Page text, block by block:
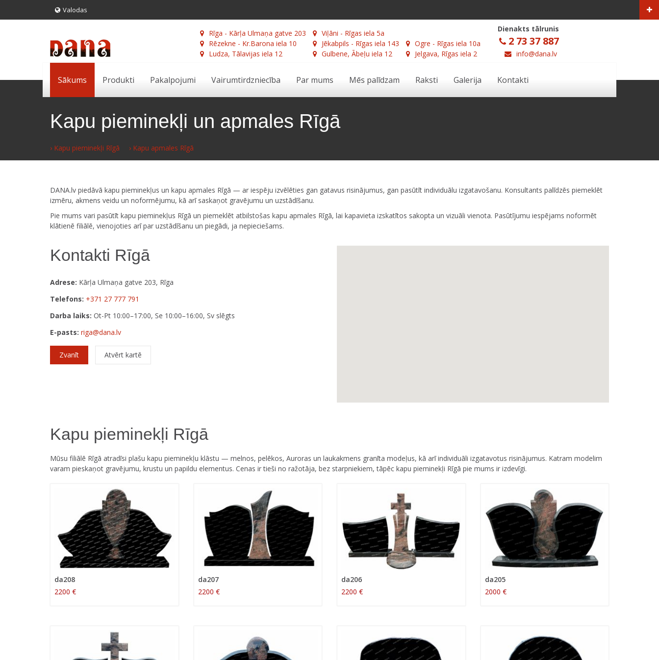
Valodas
Rīga - Kārļa Ulmaņa gatve 203
Rēzekne - Kr.Barona iela 10
Ludza, Tālavijas iela 12
Viļāni - Rīgas iela 5a
Jēkabpils - Rīgas iela 143
Gulbene, Ābeļu iela 12
Ogre - Rīgas iela 10a
Jelgava, Rīgas iela 2
Dienakts tālrunis
2 73 37 887
info@dana.lv
Sākums Produkti Pakalpojumi Vairumtirdzniecība Par mums Mēs palīdzam Raksti Galerija Kontakti
Kapu pieminekļi un apmales Rīgā
› Kapu pieminekļi Rīgā › Kapu apmales Rīgā
DANA.lv piedāvā kapu pieminekļus un kapu apmales Rīgā — ar iespēju izvēlēties gan gatavus risinājumus, gan pasūtīt individuālu izgatavošanu. Konsultants palīdzēs piemeklēt
izmēru, akmens veidu un noformējumu, kā arī saskaņot gravējumu un uzstādīšanu.
Pie mums vari pasūtīt kapu pieminekļus Rīgā un piemeklēt atbilstošas kapu apmales Rīgā, lai kapavieta izskatītos sakopta un vizuāli vienota. Pasūtījumu iespējams noformēt
klātienē filiālē, vienojoties arī par uzstādīšanu un piegādi, ja nepieciešams.
Kontakti Rīgā
Adrese: Kārļa Ulmaņa gatve 203, Rīga
Telefons: +371 27 777 791
Darba laiks: Ot-Pt 10:00–17:00, Se 10:00–16:00, Sv slēgts
E-pasts: riga@dana.lv
Zvanīt Atvērt kartē
Kapu pieminekļi Rīgā
Mūsu filiālē Rīgā atradīsi plašu kapu pieminekļu klāstu — melnos, pelēkos, Auroras un laukakmens granīta modeļus, kā arī individuāli izgatavotus risinājumus. Katram modelim
varam pieskaņot gravējumu, krustu un papildu elementus. Cenas ir tieši no ražotāja, bez starpniekiem, tāpēc kapu pieminekļi Rīgā pie mums ir izdevīgi.
da208
2200 €
da207
2200 €
da206
2200 €
da205
2000 €